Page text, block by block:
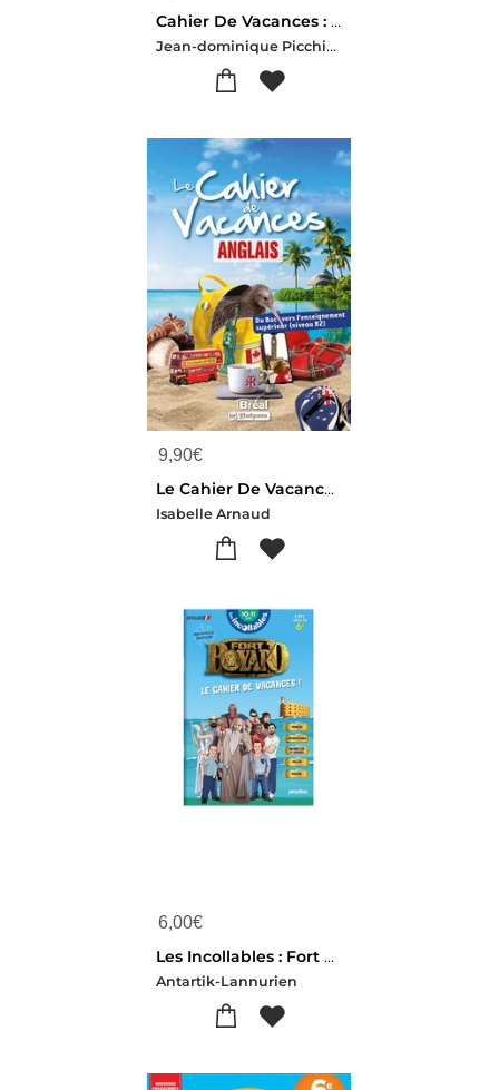
Cahier De Vacances : De La 5e Vers La 4e : Magnard, L'inventeur Du Cahiers De Vacances (edition 2026)
Jean-dominique Picchiottino-Laurence Mokrani-Isabelle Eisenstein-Patrick Rasset-Nadine Daboval-Mazaud-auj
9,90€
Le Cahier De Vacances Anglais : Du Bac Vers L'enseignement Superieur ; Niveau B2 (edition 2023)
Isabelle Arnaud
6,00€
Les Incollables : Fort Boyard : Le Cahier De Vacances ; Cm2 Vers La 6e (edition 2026)
Antartik-Lannurien